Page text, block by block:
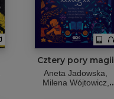
Cztery pory magii
Aneta Jadowska,
Milena Wójtowicz,